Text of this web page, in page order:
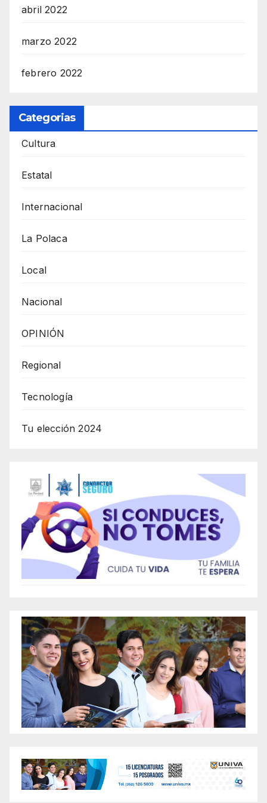
abril 2022
marzo 2022
febrero 2022
Categorias
Cultura
Estatal
Internacional
La Polaca
Local
Nacional
OPINIÓN
Regional
Tecnología
Tu elección 2024